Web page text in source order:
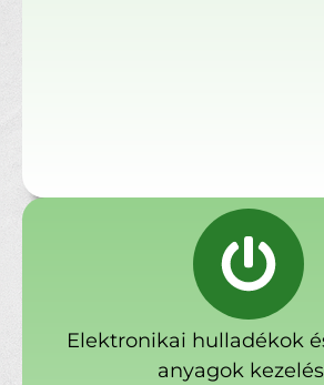
Elektronikai hulladékok
anyagok